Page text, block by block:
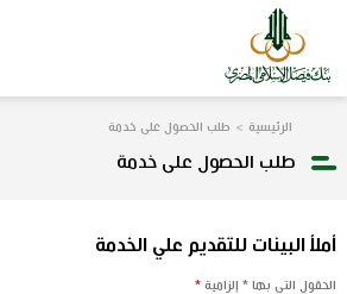
الرئيسية طلب الحصول على خدمة
طلب الحصول على خدمة
أملأ البينات للتقديم علي الخدمة
الحقول التي بها * إلزامية *